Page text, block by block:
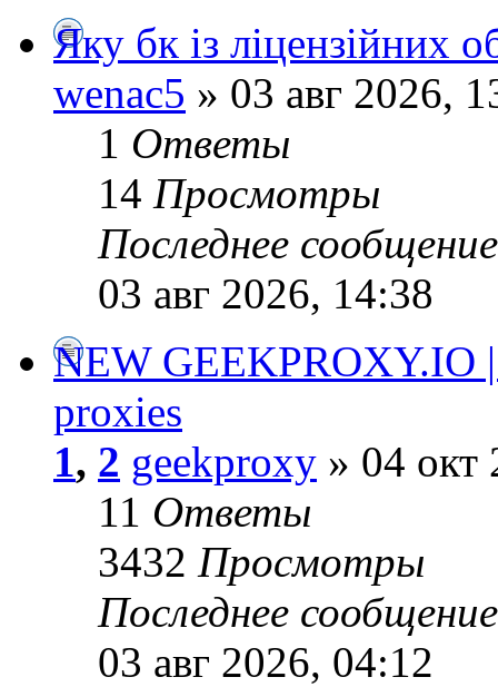
Яку бк із ліцензійних
wenac5 » 03 авг 2026,
1 Ответы
14 Просмотры
Последнее
03 авг 2026, 14:38
NEW GEEKPROXY.IO
proxies
1, 2 geekproxy » 04 окт
11 Ответы
3432 Просмотры
Последнее
03 авг 2026, 04:12